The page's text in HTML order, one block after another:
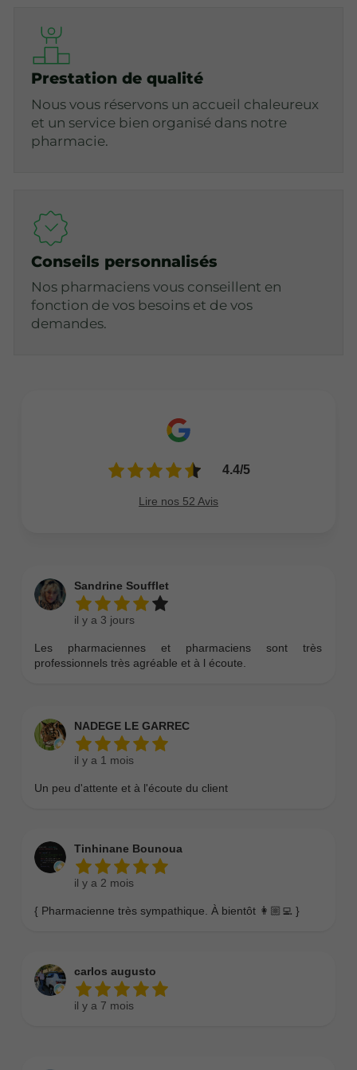
Prestation de qualité
Nous vous réservons un accueil chaleureux
et un service bien organisé dans notre
pharmacie.
Conseils personnalisés
Nos pharmaciens vous conseillent en
fonction de vos besoins et de vos
demandes.